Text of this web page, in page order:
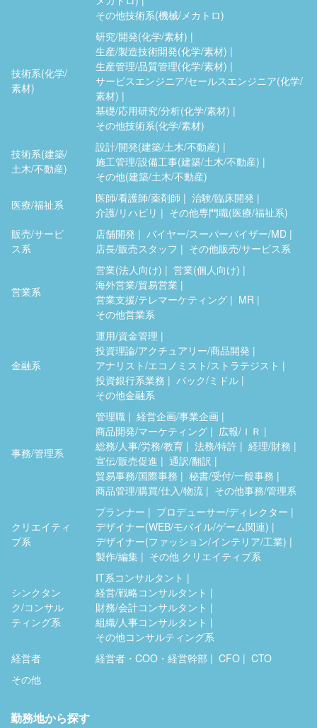
その他技術系(機械/メカトロ)
技術系(化学/
素材)
研究/開発(化学/素材)
生産/製造技術開発(化学/素材)
生産管理/品質管理(化学/素材)
サービスエンジニア/セールスエンジニア(化学/
素材)
基礎/応用研究/分析(化学/素材)
その他技術系(化学/素材)
技術系(建築/
土木/不動産)
設計/開発(建築/土木/不動産)
施工管理/設備工事(建築/土木/不動産)
その他(建築/土木/不動産)
医療/福祉系
医師/看護師/薬剤師
治験/臨床開発
介護/リハビリ
その他専門職(医療/福祉系)
販売/サービ
ス系
店舗開発
バイヤー/スーパーバイザー/MD
店長/販売スタッフ
その他販売/サービス系
営業系
営業(法人向け)
営業(個人向け)
海外営業/貿易営業
営業支援/テレマーケティング
MR
その他営業系
金融系
運用/資金管理
投資理論/アクチュアリー/商品開発
アナリスト/エコノミスト/ストラテジスト
投資銀行系業務
バック/ミドル
その他金融系
事務/管理系
管理職
経営企画/事業企画
商品開発/マーケティング
広報/ＩＲ
総務/人事/労務/教育
法務/特許
経理/財務
宣伝/販売促進
通訳/翻訳
貿易事務/国際事務
秘書/受付/一般事務
商品管理/購買/仕入/物流
その他事務/管理系
クリエイティ
ブ系
プランナー
プロデューサー/ディレクター
デザイナー(WEB/モバイル/ゲーム関連)
デザイナー(ファッション/インテリア/工業)
製作/編集
その他 クリエイティブ系
シンクタン
ク/コンサル
ティング系
IT系コンサルタント
経営/戦略コンサルタント
財務/会計コンサルタント
組織/人事コンサルタント
その他コンサルティング系
経営者
経営者・COO・経営幹部 CFO
CTO
その他
勤務地から探す